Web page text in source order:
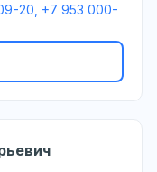
20, +7 953 000-